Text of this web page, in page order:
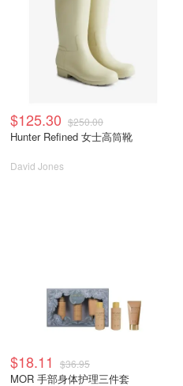
$125.30 $250.00
Hunter Refined 女士高筒靴
David Jones
$18.11 $36.95
MOR 手部身体护理三件套